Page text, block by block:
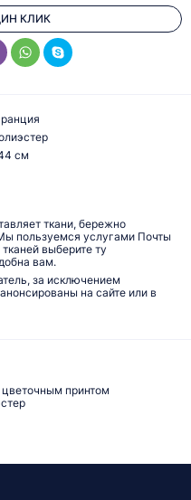
КЛИК
см
ткани, бережно
пользуемся услугами Почты
выберите ту
вам.
за исключением
на сайте или в
принтом